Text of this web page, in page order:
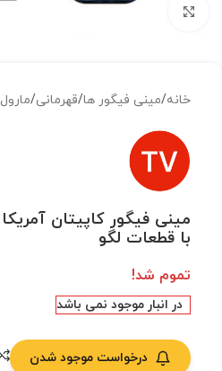
خانه/مینی فیگور ها/قهرمانی/مارول
با قطعات لگو
تموم شد!
در انبار موجود نمی باشد
درخواست موجود شدن